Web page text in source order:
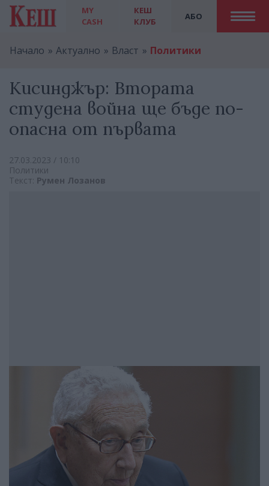
MY
CASH
АБО
КЕШ
КЛУБ
Начало Актуално Власт Политики
Кисинджър: Втората
студена война ще бъде по-
опасна от първата
27.03.2023 / 10:10
Политики
Текст: Румен Лозанов